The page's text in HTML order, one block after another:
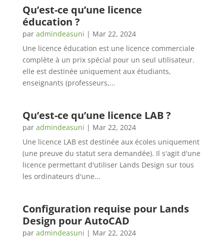
Qu’est-ce qu’une licence
éducation ?
par admindeasuni | Mar 22, 2024
Une licence éducation est une licence commerciale
complète à un prix spécial pour un seul utilisateur.
elle est destinée uniquement aux étudiants,
enseignants (professeurs,...
Qu’est-ce qu’une licence LAB ?
par admindeasuni | Mar 22, 2024
Une licence LAB est destinée aux écoles uniquement
(une preuve du statut sera demandée). Il s'agit d'une
licence permettant d'utiliser Lands Design sur tous
les ordinateurs d'une...
Configuration requise pour Lands
Design pour AutoCAD
par admindeasuni | Mar 22, 2024